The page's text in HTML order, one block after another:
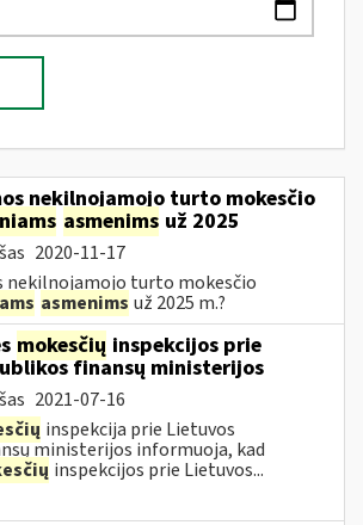
nekilnojamojo turto mokesčio
asmenims už 2025
2020-11-17
nekilnojamojo turto mokesčio
asmenims už 2025 m.?
mokesčių inspekcijos prie
finansų ministerijos
2021-07-16
inspekcija prie Lietuvos
ministerijos informuoja, kad
inspekcijos prie Lietuvos...